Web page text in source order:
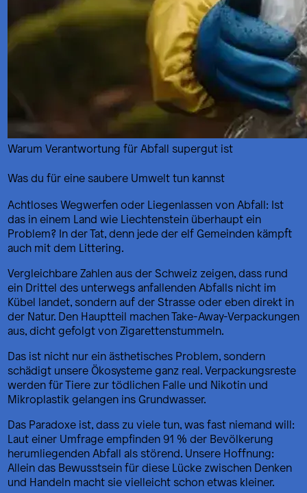
Warum Verantwortung für Abfall supergut ist
Was du für eine saubere Umwelt tun kannst
Achtloses Wegwerfen oder Liegenlassen von Abfall: Ist
das in einem Land wie Liechtenstein überhaupt ein
Problem? In der Tat, denn jede der elf Gemeinden kämpft
auch mit dem Littering.
Vergleichbare Zahlen aus der Schweiz zeigen, dass rund
ein Drittel des unterwegs anfallenden Abfalls nicht im
Kübel landet, sondern auf der Strasse oder eben direkt in
der Natur. Den Hauptteil machen Take-Away-Verpackungen
aus, dicht gefolgt von Zigarettenstummeln.
Das ist nicht nur ein ästhetisches Problem, sondern
schädigt unsere Ökosysteme ganz real. Verpackungsreste
werden für Tiere zur tödlichen Falle und Nikotin und
Mikroplastik gelangen ins Grundwasser.
Das Paradoxe ist, dass zu viele tun, was fast niemand will:
Laut einer Umfrage empfinden 91 % der Bevölkerung
herumliegenden Abfall als störend. Unsere Hoffnung:
Allein das Bewusstsein für diese Lücke zwischen Denken
und Handeln macht sie vielleicht schon etwas kleiner.